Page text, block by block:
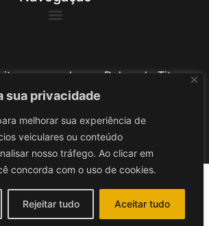
sua privacidade
melhorar sua experiência de
veiculares ou conteúdo
nosso tráfego. Ao clicar em
concorda com o uso de cookies.
Rejeitar tudo Aceitar tudo
reservados ao Delegado Tito
Barichello
Desenvolvido poriv3